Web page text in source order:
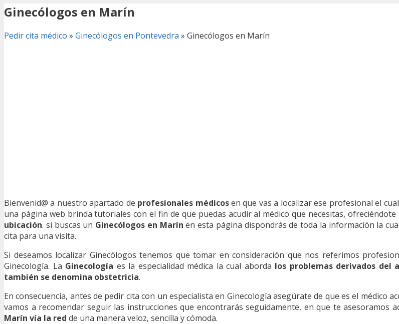
Ginecólogos en Marín
Pedir cita médico » Ginecólogos en Pontevedra » Ginecólogos en Marín
Bienvenid@ a nuestro apartado de profesionales médicosen que vas a localizar ese profesional el
una página web brinda tutoriales con el fin de que puedas acudir al médico que necesitas, ofreciéndote
ubicación. si buscas un Ginecólogos en Marín en esta página dispondrás de toda la información la
cita para una visita.
Si deseamos localizar Ginecólogos tenemos que tomar en consideración que nos referimos
Ginecología. La Ginecología es la especialidad médica la cual aborda los problemas derivados del
también se denomina obstetricia.
En consecuencia, antes de pedir cita con un especialista en Ginecología asegúrate de que es el médico
vamos a recomendar seguir las instrucciones que encontrarás seguidamente, en que te asesoramos
Marín vía la red de una manera veloz, sencilla y cómoda.